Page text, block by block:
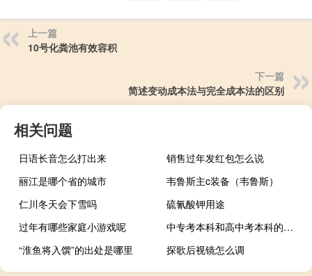
上一篇
10号化粪池有效容积
下一篇
简述变动成本法与完全成本法的区别
相关问题
日语长音怎么打出来
销售过年发红包怎么说
丽江是哪个省的城市
韦鲁斯主c装备（韦鲁斯）
仁川冬天会下雪吗
硫氰酸钾用途
过年有哪些家庭小游戏呢
中专考本科和高中考本科的区别
“淮鱼将入馔”的出处是哪里
探歌后视镜怎么调